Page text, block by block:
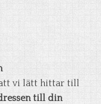
vi lätt hittar till
till din